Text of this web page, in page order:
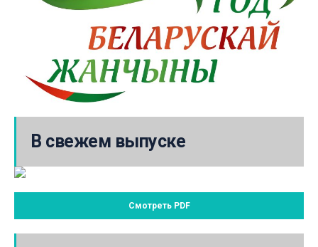
В свежем выпуске
Смотреть PDF